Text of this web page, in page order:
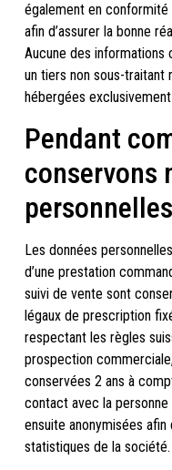
également en
afin d’assurer la bonne
Aucune des informations
un tiers non sous-traitant
hébergées
Pendant
conservons
Les données
d’une prestation
suivi de vente sont
légaux de prescription
respectant les règles
prospection
conservées 2 ans à
contact avec la
ensuite anonymisées
statistiques de la société.